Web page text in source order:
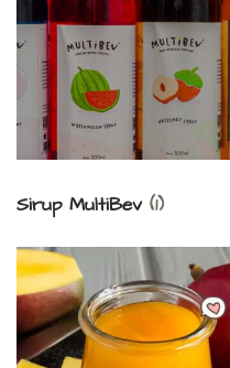
Sirup MultiBev (1)